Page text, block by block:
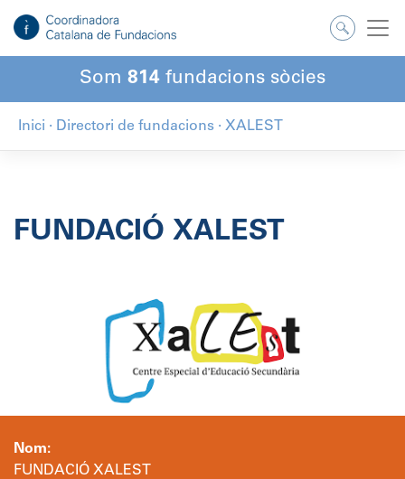
contingut
Som 814 fundacions sòcies
Inici · Directori de fundacions · XALEST
FUNDACIÓ XALEST
Nom:
FUNDACIÓ XALEST